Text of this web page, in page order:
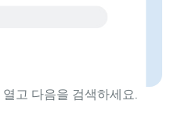
고 다음을 검색하세요.